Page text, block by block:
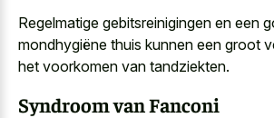
Regelmatige gebitsreinigingen en een
mondhygiëne thuis kunnen een groot
het voorkomen van tandziekten.
Syndroom van Fanconi